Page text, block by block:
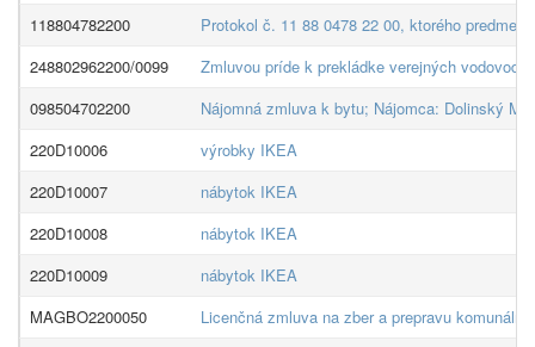
118804782200
Protokol č. 11 88 0478 22 00, ktorého
248802962200/0099
Zmluvou príde k prekládke verejných
098504702200
Nájomná zmluva k bytu; Nájomca: Dolinský
220D10006
výrobky IKEA
220D10007
nábytok IKEA
220D10008
nábytok IKEA
220D10009
nábytok IKEA
MAGBO2200050
Licenčná zmluva na zber a prepravu